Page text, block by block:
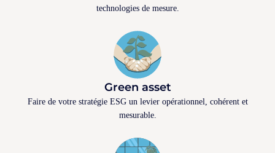
technologies de mesure.
Green asset
Faire de votre stratégie ESG un levier opérationnel, cohérent et
mesurable.